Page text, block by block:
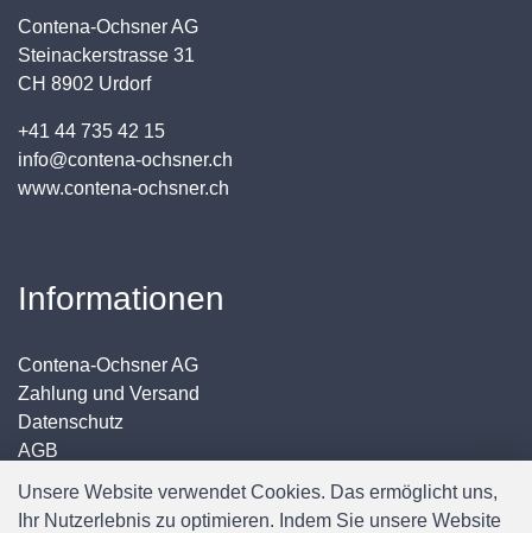
Contena-Ochsner AG
Steinackerstrasse 31
CH 8902 Urdorf
+41 44 735 42 15
info@contena-ochsner.ch
www.contena-ochsner.ch
Informationen
Contena-Ochsner AG
Zahlung und Versand
Datenschutz
AGB
Impressum
Unsere Website verwendet Cookies. Das ermöglicht uns,
Ihr Nutzerlebnis zu optimieren. Indem Sie unsere Website